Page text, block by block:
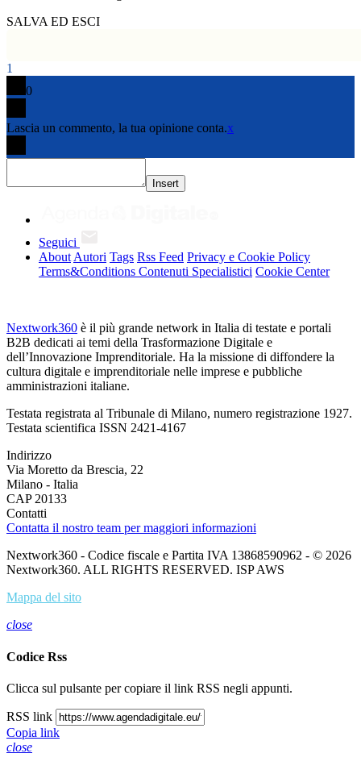
SALVA ED ESCI
1
0
Lascia un commento, la tua opinione conta.x
Insert
Seguici
About Autori Tags Rss Feed Privacy e Cookie Policy
Terms&Conditions Contenuti Specialistici Cookie Center
Nextwork360 è il più grande network in Italia di testate e portali
B2B dedicati ai temi della Trasformazione Digitale e
dell’Innovazione Imprenditoriale. Ha la missione di diffondere la
cultura digitale e imprenditoriale nelle imprese e pubbliche
amministrazioni italiane.
Testata registrata al Tribunale di Milano, numero registrazione 1927.
Testata scientifica ISSN 2421-4167
Indirizzo
Via Moretto da Brescia, 22
Milano - Italia
CAP 20133
Contatti
Contatta il nostro team per maggiori informazioni
Nextwork360 - Codice fiscale e Partita IVA 13868590962 - © 2026
Nextwork360. ALL RIGHTS RESERVED. ISP AWS
Mappa del sito
close
Codice Rss
Clicca sul pulsante per copiare il link RSS negli appunti.
RSS link
Copia link
close